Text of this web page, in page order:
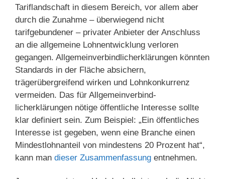
Tariflandschaft in diesem Bereich, vor allem aber
durch die Zunahme – überwiegend nicht
tarifgebundener – privater Anbieter der Anschluss
an die allgemeine Lohnentwicklung verloren
gegangen. Allgemeinverbindlicherklärungen könnten
Standards in der Fläche absichern,
trägerübergreifend wirken und Lohnkonkurrenz
vermeiden. Das für Allgemeinverbind­
licherklärungen nötige öffentliche Interesse sollte
klar definiert sein. Zum Beispiel: „Ein öffentliches
Interesse ist gegeben, wenn eine Branche einen
Mindestlohnanteil von mindestens 20 Prozent hat“,
kann man dieser Zusammenfassung entnehmen.